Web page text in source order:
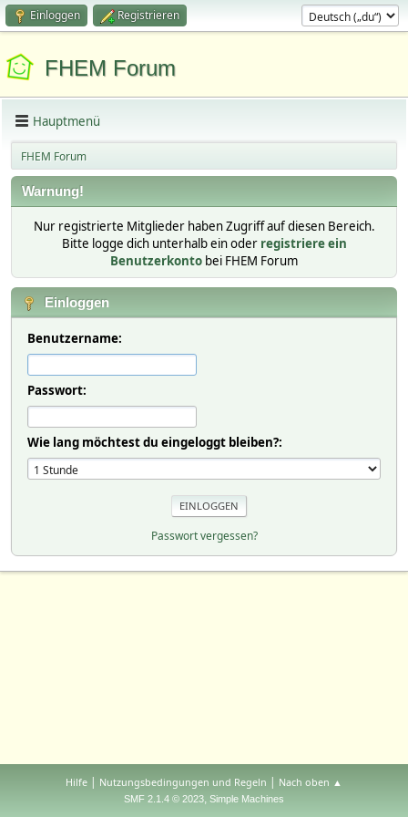
Einloggen Registrieren
FHEM Forum
Hauptmenü
FHEM Forum
Warnung!
Nur registrierte Mitglieder haben Zugriff auf diesen Bereich.
Bitte logge dich unterhalb ein oder registriere ein
Benutzerkonto bei FHEM Forum
Einloggen
Benutzername:
Passwort:
Wie lang möchtest du eingeloggt bleiben?:
Passwort vergessen?
Hilfe | Nutzungsbedingungen und Regeln | Nach oben ▲
SMF 2.1.4 © 2023, Simple Machines